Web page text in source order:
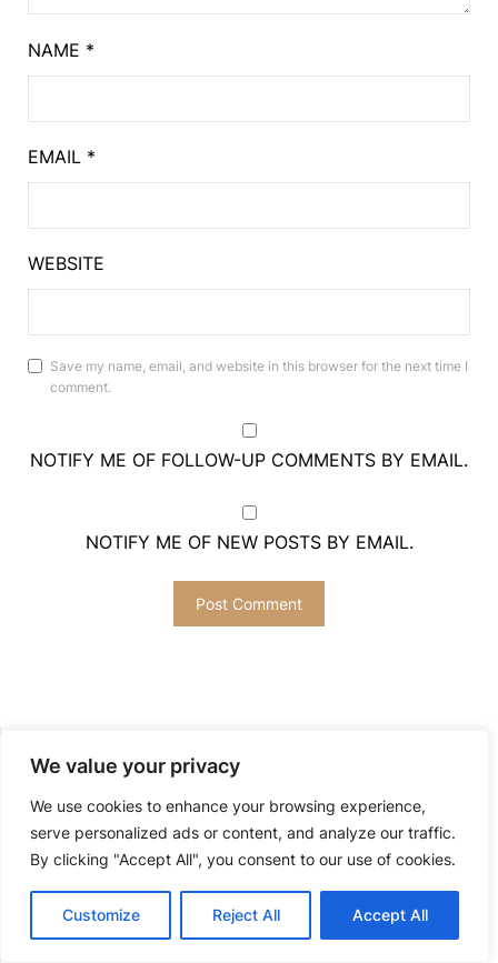
We value your privacy
We use cookies to enhance your browsing experience,
serve personalized ads or content, and analyze our traffic.
By clicking "Accept All", you consent to our use of cookies.
Customize Reject All Accept All
NAME *
EMAIL *
WEBSITE
Save my name, email, and website in this browser for the next time I
comment.
NOTIFY ME OF FOLLOW-UP COMMENTS BY EMAIL.
NOTIFY ME OF NEW POSTS BY EMAIL.
Comunicate
Concurs
Design Auto